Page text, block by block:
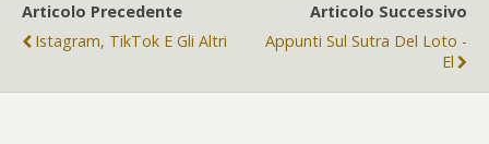
Articolo Precedente
Istagram, TikTok E Gli Altri
Articolo Successivo
Appunti Sul Sutra Del Loto -
El